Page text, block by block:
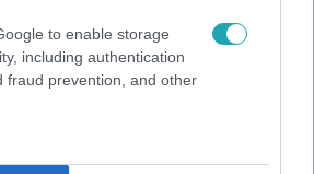
to enable storage
including authentication
fraud prevention, and other
múlt a The Floor játékos
párbaja, amely egy valakinek 8